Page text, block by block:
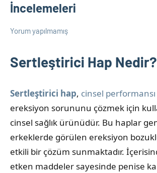
İncelemeleri
Cinsel
Bilgileri
2025
Yorum yapılmamış
Sertleştirici Hap Nedir?
Sertleştirici hap, cinsel
ereksiyon sorununu çözmek için
cinsel sağlık ürünüdür. Bu haplar
erkeklerde görülen ereksiyon
etkili bir çözüm sunmaktadır.
etken maddeler sayesinde penise kan